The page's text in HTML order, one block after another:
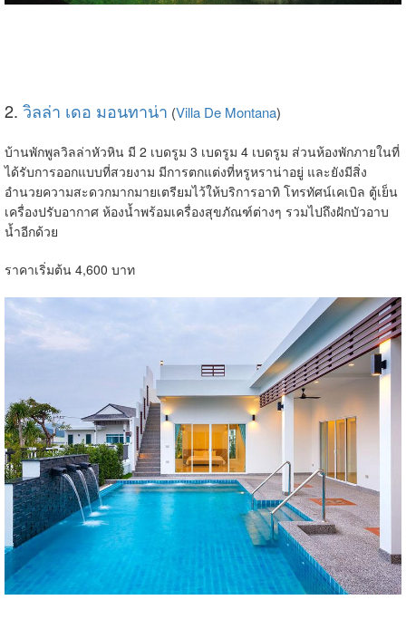
2. วิลล่า เดอ มอนทาน่า (Villa De Montana)
บ้านพักพูลวิลล่าหัวหิน มี 2 เบดรูม 3 เบดรูม 4 เบดรูม ส่วนห้องพักภายในที่
ได้รับการออกแบบที่สวยงาม มีการตกแต่งที่หรูหราน่าอยู่ และยังมีสิ่ง
อำนวยความสะดวกมากมายเตรียมไว้ให้บริการอาทิ โทรทัศน์เคเบิล ตู้เย็น
เครื่องปรับอากาศ ห้องน้ำพร้อมเครื่องสุขภัณฑ์ต่างๆ รวมไปถึงฝักบัวอาบ
น้ำอีกด้วย
ราคาเริ่มต้น 4,600 บาท